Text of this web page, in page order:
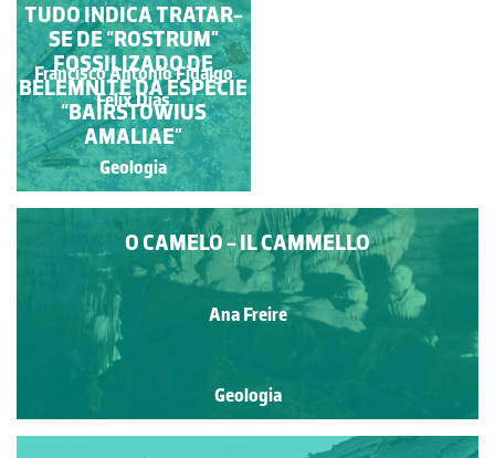
DISJUNÇÃO
PRISMÁTICA NA ILHA
DE SANTA MARIA
Manuela Lopes
Geologia
TUDO INDICA TRATAR-
SE DE “ROSTRUM”
FOSSILIZADO DE
BELEMNITE DA ESPÉCIE
“BAIRSTOWIUS
AMALIAE”
Francisco António Fidalgo
Félix Dias
Geologia
O CAMELO - IL CAMMELLO
Ana Freire
Geologia